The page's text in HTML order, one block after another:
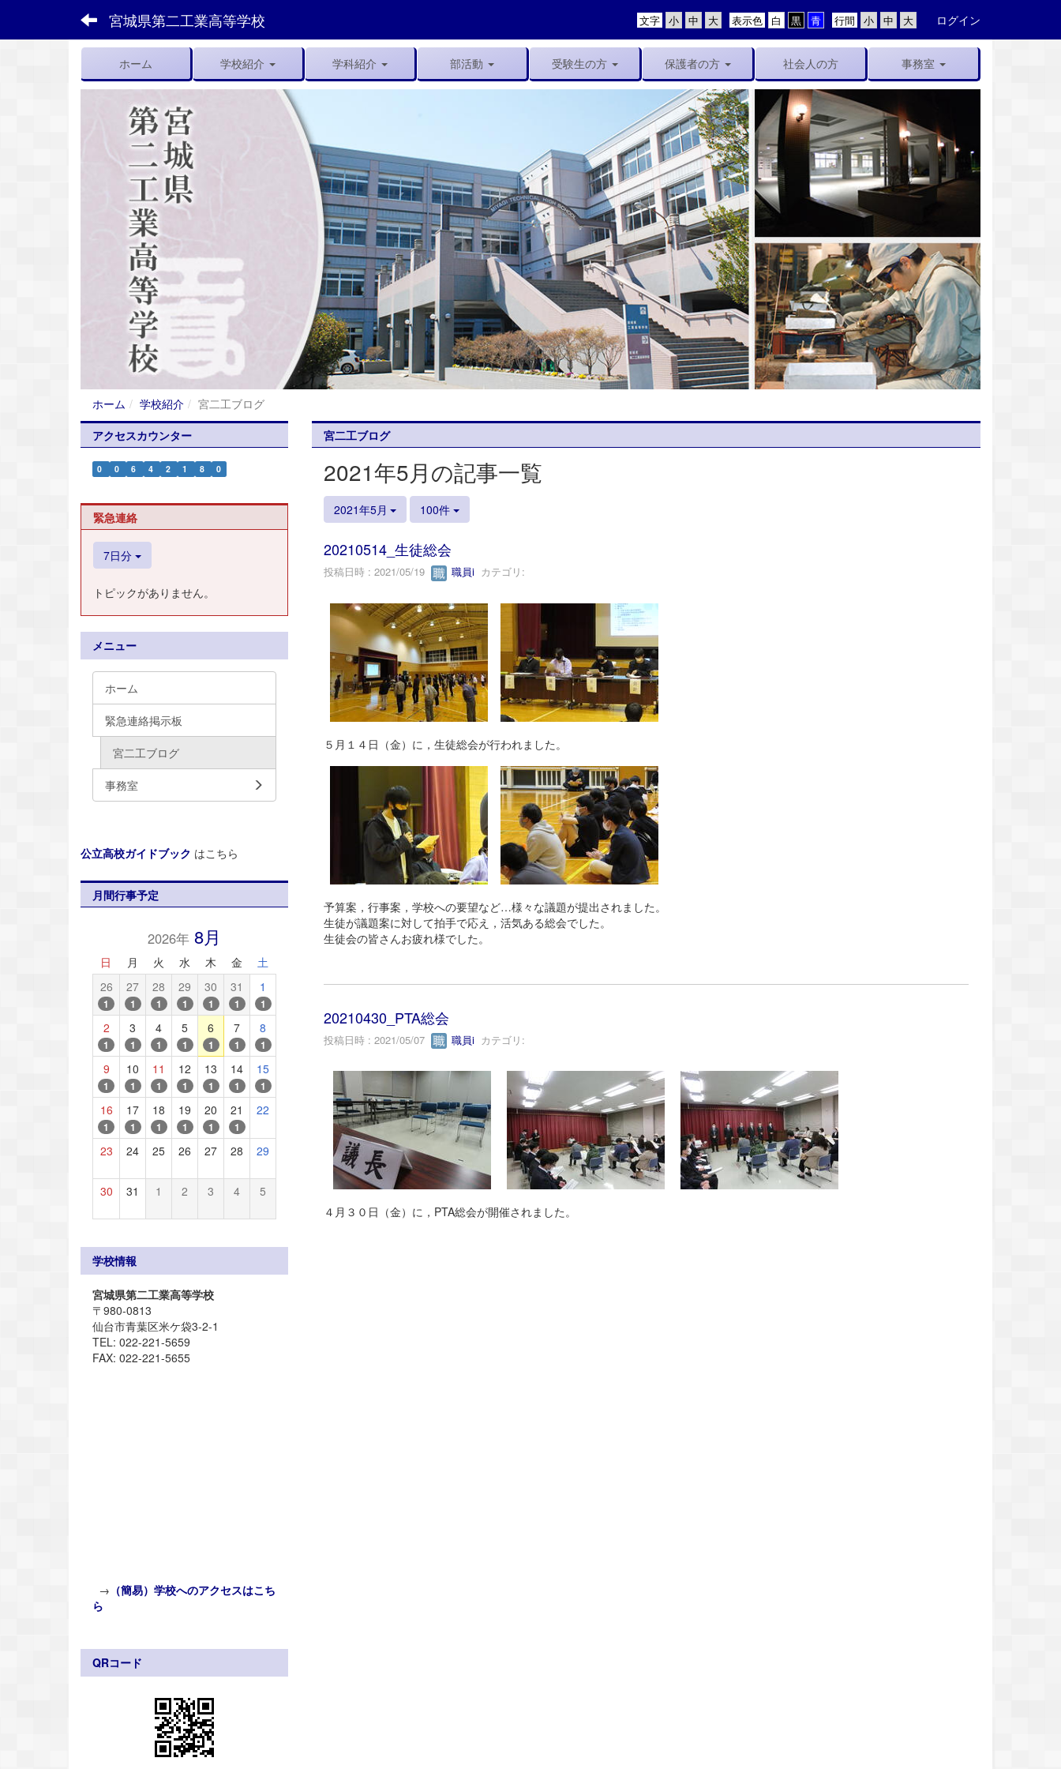
宮城県第二工業高等学校 行間
表示色
文字 ログイン
ホーム 学校紹介 学科紹介 部活動 受験生の方 保護者の方 社会人の方 事務室
ホーム 学校紹介
宮二工ブログ
宮二工ブログ
2021年5月の記事一覧
2021年5月 100件
20210514_生徒総会
投稿日時 : 2021/05/19 職員iカテゴリ:
５月１４日（金）に，生徒総会が行われました。
予算案，行事案，学校への要望など…様々な議題が提出されました。
生徒が議題案に対して拍手で応え，活気ある総会でした。
生徒会の皆さんお疲れ様でした。
20210430_PTA総会
投稿日時 : 2021/05/07 職員iカテゴリ:
４月３０日（金）に，PTA総会が開催されました。
アクセスカウンター
0 0 6 4 2 1 8 0
緊急連絡
7日分
トピックがありません。
メニュー
ホーム
緊急連絡掲示板
宮二工ブログ
事務室
公立高校ガイドブック はこちら
月間行事予定
2026年8月
日 月 火 水 木 金 土
26
1
27
1
28
1
29
1
30
1
31
1
1
1
2
1
3
1
4
1
5
1
6
1
7
1
8
1
9
1
10
1
11
1
12
1
13
1
14
1
15
1
16
1
17
1
18
1
19
1
20
1
21
1
22
23 24 25 26 27 28 29
30 31 1 2 3 4 5
学校情報
宮城県第二工業高等学校
〒980-0813
仙台市青葉区米ケ袋3-2-1
TEL: 022-221-5659
FAX: 022-221-5655
→ （簡易）学校へのアクセスはこち
ら
QRコード